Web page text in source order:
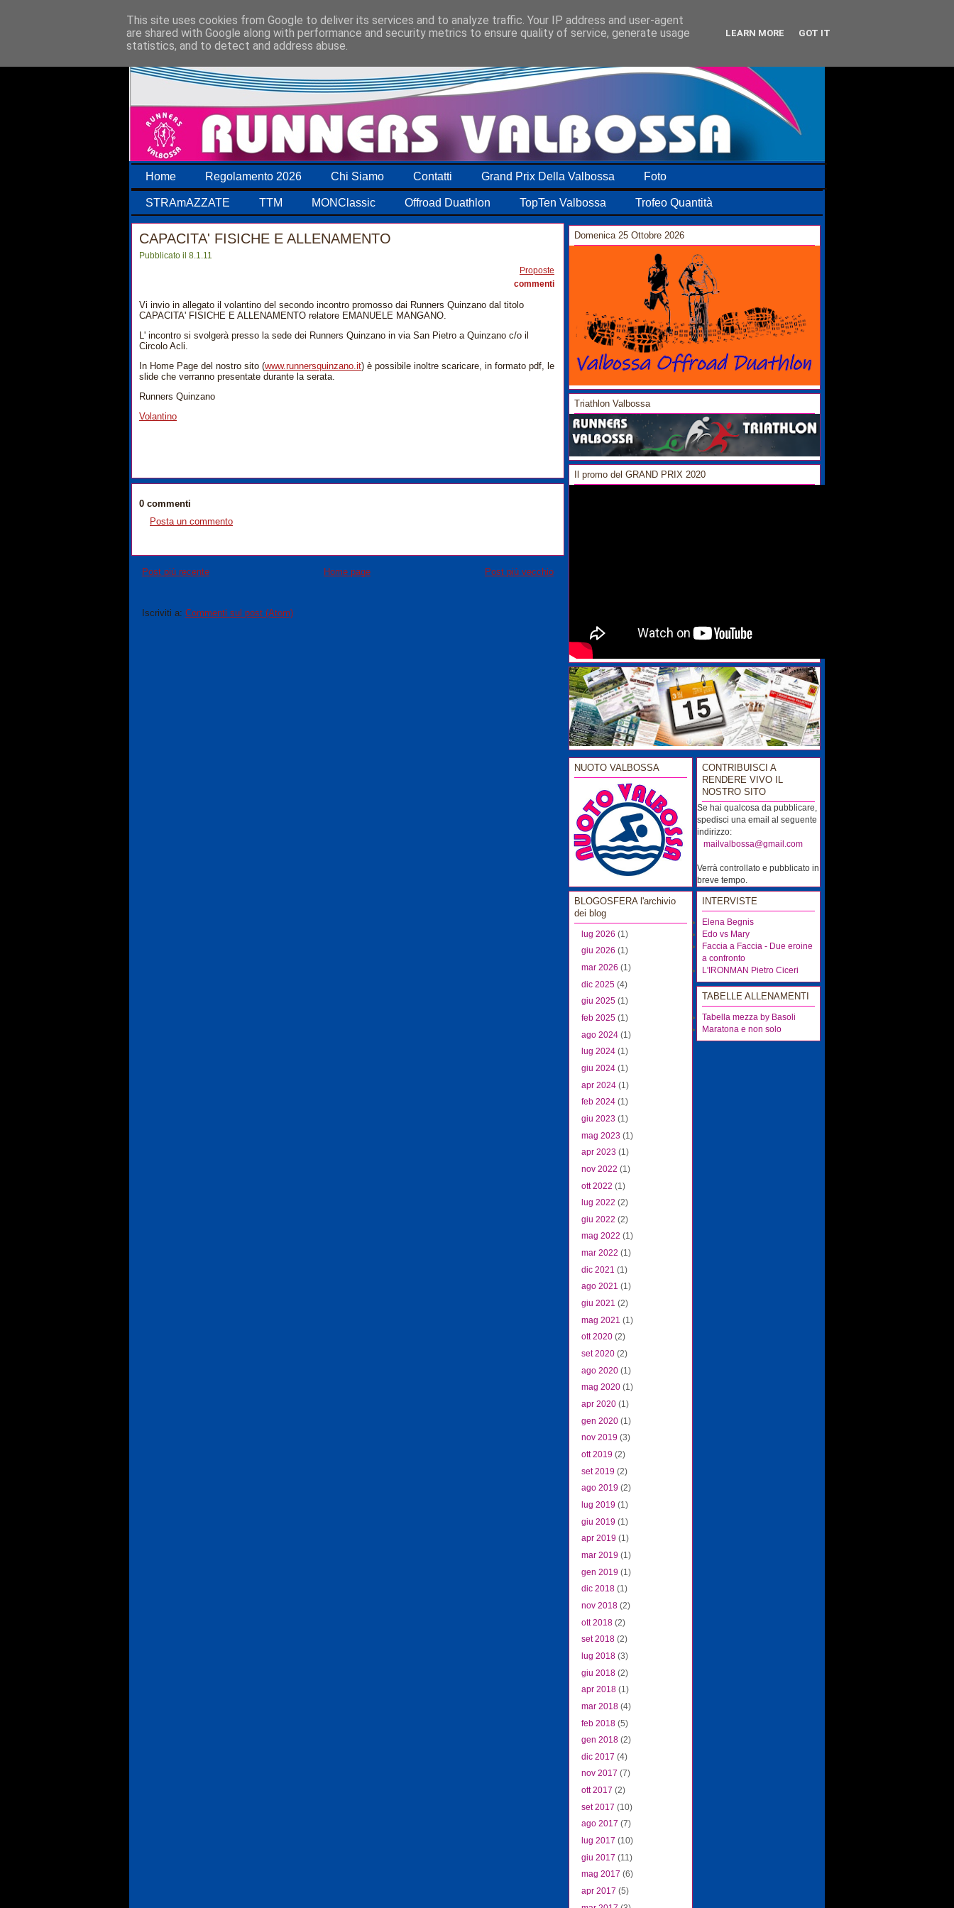
Home Regolamento 2026 Chi Siamo Contatti Grand Prix Della Valbossa Foto
STRAmAZZATE TTM MONClassic Offroad Duathlon TopTen Valbossa Trofeo Quantità
CAPACITA' FISICHE E ALLENAMENTO
Pubblicato il 8.1.11
Proposte
commenti
Vi invio in allegato il volantino del secondo incontro promosso dai Runners Quinzano dal titolo
CAPACITA' FISICHE E ALLENAMENTO relatore EMANUELE MANGANO.
L' incontro si svolgerà presso la sede dei Runners Quinzano in via San Pietro a Quinzano c/o il
Circolo Acli.
In Home Page del nostro sito (www.runnersquinzano.it) è possibile inoltre scaricare, in formato pdf, le
slide che verranno presentate durante la serata.
Runners Quinzano
Volantino
0 commenti
Posta un commento
Post più recente Post più vecchio
Home page
Iscriviti a: Commenti sul post (Atom)
Domenica 25 Ottobre 2026
Triathlon Valbossa
Il promo del GRAND PRIX 2020
NUOTO VALBOSSA
BLOGOSFERA l'archivio
dei blog
lug 2026 (1)
giu 2026 (1)
mar 2026 (1)
dic 2025 (4)
giu 2025 (1)
feb 2025 (1)
ago 2024 (1)
lug 2024 (1)
giu 2024 (1)
apr 2024 (1)
feb 2024 (1)
giu 2023 (1)
mag 2023 (1)
apr 2023 (1)
nov 2022 (1)
ott 2022 (1)
lug 2022 (2)
giu 2022 (2)
mag 2022 (1)
mar 2022 (1)
dic 2021 (1)
ago 2021 (1)
giu 2021 (2)
mag 2021 (1)
ott 2020 (2)
set 2020 (2)
ago 2020 (1)
mag 2020 (1)
apr 2020 (1)
gen 2020 (1)
nov 2019 (3)
ott 2019 (2)
set 2019 (2)
ago 2019 (2)
lug 2019 (1)
giu 2019 (1)
apr 2019 (1)
mar 2019 (1)
gen 2019 (1)
dic 2018 (1)
nov 2018 (2)
ott 2018 (2)
set 2018 (2)
lug 2018 (3)
giu 2018 (2)
apr 2018 (1)
mar 2018 (4)
feb 2018 (5)
gen 2018 (2)
dic 2017 (4)
nov 2017 (7)
ott 2017 (2)
set 2017 (10)
ago 2017 (7)
lug 2017 (10)
giu 2017 (11)
mag 2017 (6)
apr 2017 (5)
CONTRIBUISCI A
RENDERE VIVO IL
NOSTRO SITO
Se hai qualcosa da pubblicare,
spedisci una email al seguente
indirizzo:
mailvalbossa@gmail.com
Verrà controllato e pubblicato in
breve tempo.
INTERVISTE
Elena Begnis
Edo vs Mary
Faccia a Faccia - Due eroine
a confronto
L'IRONMAN Pietro Ciceri
TABELLE ALLENAMENTI
Tabella mezza by Basoli
Maratona e non solo
This site uses cookies from Google to deliver its services and to analyze traffic. Your IP address and user-agent
are shared with Google along with performance and security metrics to ensure quality of service, generate usage
statistics, and to detect and address abuse.
LEARN MORE GOT IT